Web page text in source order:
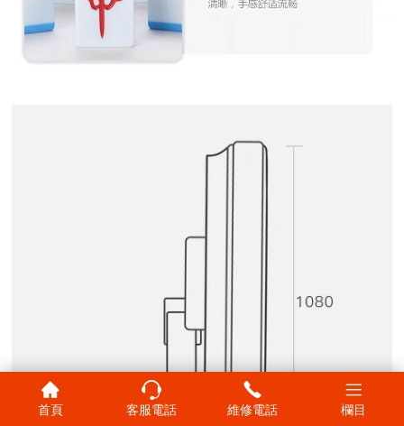
首頁 客服電話 維修電話 欄目